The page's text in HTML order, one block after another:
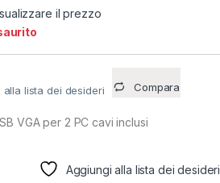
il prezzo
alla lista dei desideri Compara
VGA per 2 PC cavi inclusi
Aggiungi alla lista dei desideri